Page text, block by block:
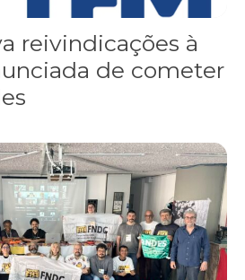
reivindicações à
de cometer
de 20 pontos para as eleições 2026